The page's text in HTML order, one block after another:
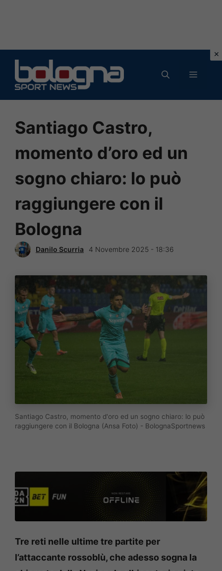
contenuto
MENU
Santiago Castro,
momento d’oro ed un
sogno chiaro: lo può
raggiungere con il
Bologna
Danilo Scurria 4 Novembre 2025 - 18:36
Santiago Castro, momento d'oro ed un sogno chiaro: lo può
raggiungere con il Bologna (Ansa Foto) - BolognaSportnews
Tre reti nelle ultime tre partite per
l’attaccante rossoblù, che adesso sogna la